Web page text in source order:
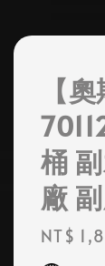
【
桶
廠
price
NT$